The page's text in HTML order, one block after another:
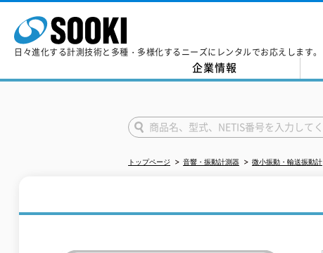
日々進化する計測技術と多種・多様化するニーズにレンタルでお応えします。
企業情報
トップページ 音響・振動計測器 微小振動・輸送振動計